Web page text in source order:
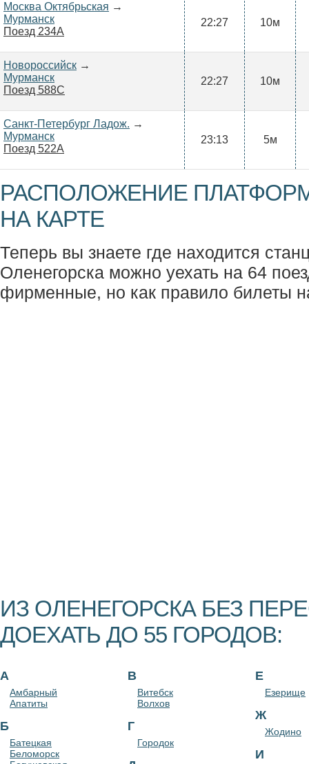
Москва Октябрьская →
Мурманск
Поезд 234А
22:27 10м
Новороссийск →
Мурманск
Поезд 588С
22:27 10м
Санкт-Петербург Ладож. →
Мурманск
Поезд 522А
23:13 5м
РАСПОЛОЖЕНИЕ
НА КАРТЕ
Теперь вы знаете где находится
Оленегорска можно уехать на 64
фирменные, но как правило билеты
ИЗ ОЛЕНЕГОРСКА БЕЗ
ДОЕХАТЬ ДО 55 ГОРОДОВ:
А
Амбарный
Апатиты
Б
Батецкая
Беломорск
В
Витебск
Волхов
Г
Городок
Е
Езерище
Ж
Жодино
И